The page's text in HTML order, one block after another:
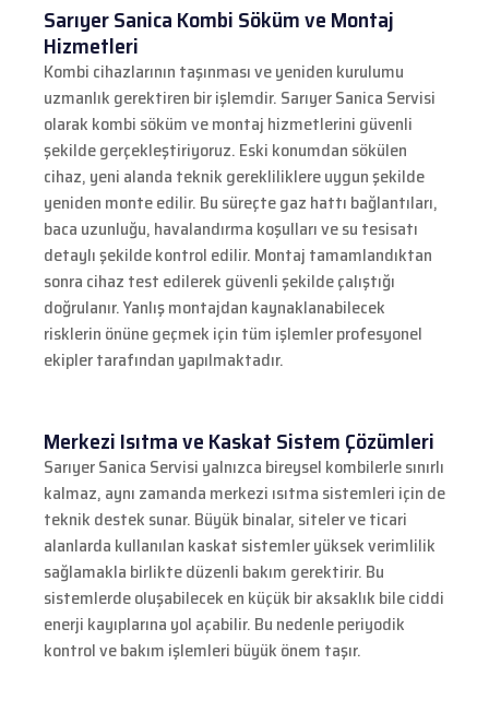
Sarıyer Sanica Kombi Söküm ve Montaj
Hizmetleri
Kombi cihazlarının taşınması ve yeniden kurulumu
uzmanlık gerektiren bir işlemdir. Sarıyer Sanica Servisi
olarak kombi söküm ve montaj hizmetlerini güvenli
şekilde gerçekleştiriyoruz. Eski konumdan sökülen
cihaz, yeni alanda teknik gerekliliklere uygun şekilde
yeniden monte edilir. Bu süreçte gaz hattı bağlantıları,
baca uzunluğu, havalandırma koşulları ve su tesisatı
detaylı şekilde kontrol edilir. Montaj tamamlandıktan
sonra cihaz test edilerek güvenli şekilde çalıştığı
doğrulanır. Yanlış montajdan kaynaklanabilecek
risklerin önüne geçmek için tüm işlemler profesyonel
ekipler tarafından yapılmaktadır.
Merkezi Isıtma ve Kaskat Sistem Çözümleri
Sarıyer Sanica Servisi yalnızca bireysel kombilerle sınırlı
kalmaz, aynı zamanda merkezi ısıtma sistemleri için de
teknik destek sunar. Büyük binalar, siteler ve ticari
alanlarda kullanılan kaskat sistemler yüksek verimlilik
sağlamakla birlikte düzenli bakım gerektirir. Bu
sistemlerde oluşabilecek en küçük bir aksaklık bile ciddi
enerji kayıplarına yol açabilir. Bu nedenle periyodik
kontrol ve bakım işlemleri büyük önem taşır.